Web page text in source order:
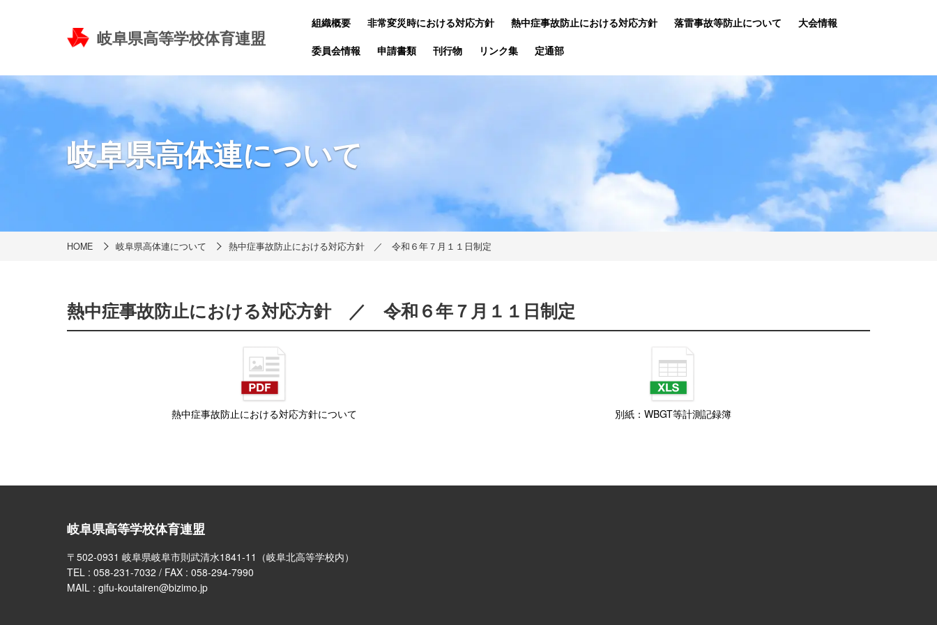
岐阜県高等学校体育連盟
組織概要 非常変災時における対応方針 熱中症事故防止における対応方針 落雷事故等防止について
大会情報
委員会情報
申請書類 刊行物 リンク集 定通部
岐阜県高体連について
HOME 岐阜県高体連について 熱中症事故防止における対応方針 ／ 令和６年７月１１日制定
熱中症事故防止における対応方針 ／ 令和６年７月１１日制定
熱中症事故防止における対応方針について 別紙：WBGT等計測記録簿
岐阜県高等学校体育連盟
〒502-0931 岐阜県岐阜市則武清水1841-11（岐阜北高等学校内）
TEL : 058-231-7032 / FAX : 058-294-7990
MAIL : gifu-koutairen@bizimo.jp